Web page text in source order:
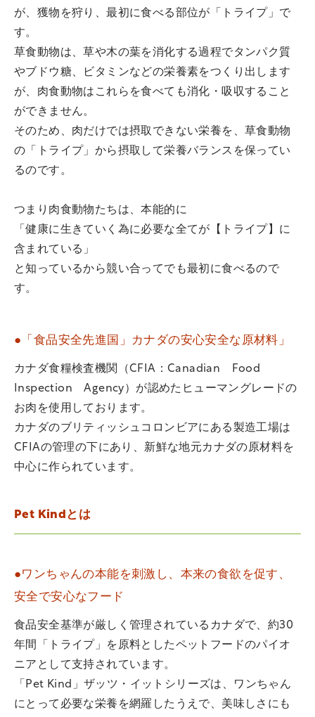
が、獲物を狩り、最初に食べる部位が「トライプ」で
す。
草食動物は、草や木の葉を消化する過程でタンパク質
やブドウ糖、ビタミンなどの栄養素をつくり出します
が、肉食動物はこれらを食べても消化・吸収すること
ができません。
そのため、肉だけでは摂取できない栄養を、草食動物
の「トライプ」から摂取して栄養バランスを保ってい
るのです。
つまり肉食動物たちは、本能的に
「健康に生きていく為に必要な全てが【トライプ】に
含まれている」
と知っているから競い合ってでも最初に食べるので
す。
●「食品安全先進国」カナダの安心安全な原材料」
カナダ食糧検査機関（CFIA：Canadian Food
Inspection Agency）が認めたヒューマングレードの
お肉を使用しております。
カナダのブリティッシュコロンビアにある製造工場は
CFIAの管理の下にあり、新鮮な地元カナダの原材料を
中心に作られています。
Pet Kindとは
●ワンちゃんの本能を刺激し、本来の食欲を促す、
安全で安心なフード
食品安全基準が厳しく管理されているカナダで、約30
年間「トライプ」を原料としたペットフードのパイオ
ニアとして支持されています。
「Pet Kind」ザッツ・イットシリーズは、ワンちゃん
にとって必要な栄養を網羅したうえで、美味しさにも